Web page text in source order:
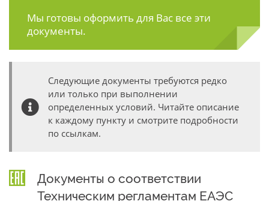
Мы готовы оформить для Вас все эти
документы.
Следующие документы требуются редко
или только при выполнении
определенных условий. Читайте описание
к каждому пункту и смотрите подробности
по ссылкам.
Документы о соответствии
Техническим регламентам ЕАЭС